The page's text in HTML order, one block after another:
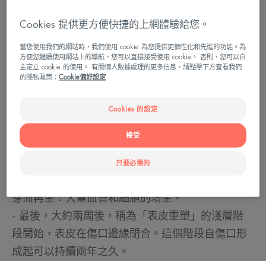
到日常生活中的危險：煮飯時手滑掉下刀，在遊樂
場跌倒，DIY護膚的結果一塌糊塗……當面臨大大小
小的損傷時，肌膚會觸發精確的機制和人類組織最
顯著的特性之一：疤痕癒合。
疤痕癒合是分三個階段修復肌膚組織的過程。
- 持續2至7天的發炎階段，在此期間，您的肌膚會
自我保護，出現泛紅和灼熱。如果發炎情況過於嚴
重，將會需要進行醫療介入。
芽而再生：大量血管和細胞的增生。
- 最後，大約兩周後，稱為「表皮重塑」的淺層階
段開始，表皮在傷口邊緣閉合。這個階段自傷口形
成起可以持續兩年之久。
Cookies 提供更方便快捷的上網體驗給您。
當您使用我們的網站時，我們使用 cookie 為您提供更個性化和先進的功能。為
方便您繼續使用網站上的導航，您可以直接接受使用 cookie。 否則，您可以自
主定立 cookie 的使用。 有關個人數據處理的更多信息，請點擊下方查看我們
的隱私政策：Cookie偏好設定
Cookies 的設定
只要必需的
接受